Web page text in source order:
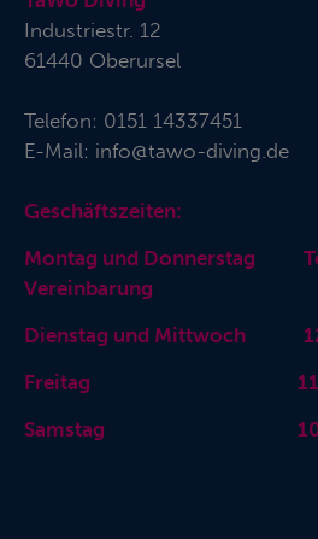
Industriestr. 12
61440 Oberursel
Telefon: 0151 14337451
E-Mail: info@tawo-diving.de
Geschäftszeiten:
Montag und Donnerstag
Vereinbarung
Dienstag und Mittwoch
Freitag 11:00 bis
Samstag 10:00